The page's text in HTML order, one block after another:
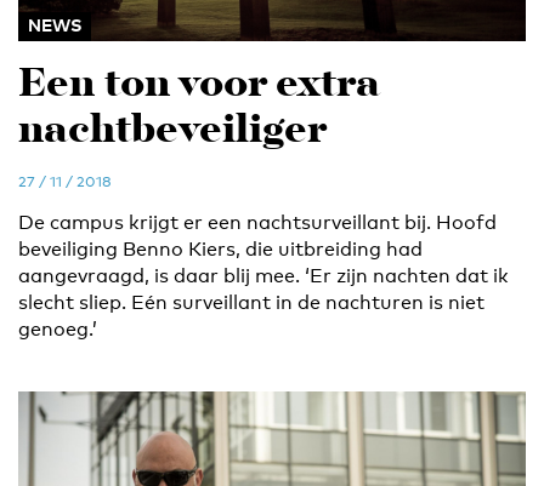
NEWS
Een ton voor extra
nachtbeveiliger
27 / 11 / 2018
De campus krijgt er een nachtsurveillant bij. Hoofd
beveiliging Benno Kiers, die uitbreiding had
aangevraagd, is daar blij mee. ‘Er zijn nachten dat ik
slecht sliep. Eén surveillant in de nachturen is niet
genoeg.’